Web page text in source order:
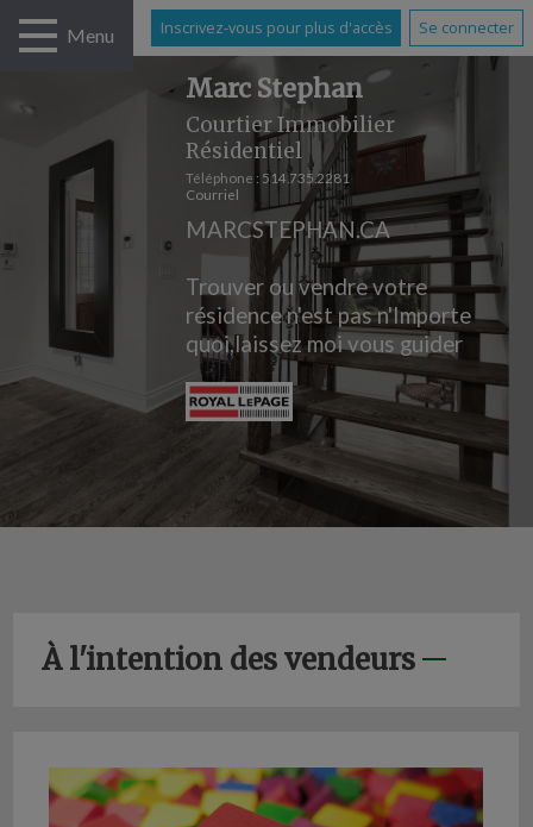
Inscrivez-vous pour plus d'accès Se connecter
Marc Stephan
Courtier Immobilier
Résidentiel
Téléphone : 514.735.2281
Courriel
MARCSTEPHAN.CA
Trouver ou vendre votre
résidence n'est pas n'Importe
quoi,laissez moi vous guider
Menu
À l'intention des vendeurs